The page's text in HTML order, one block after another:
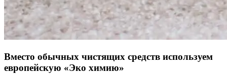
Вместо обычных чистящих средств используем
европейскую «Эко химию»